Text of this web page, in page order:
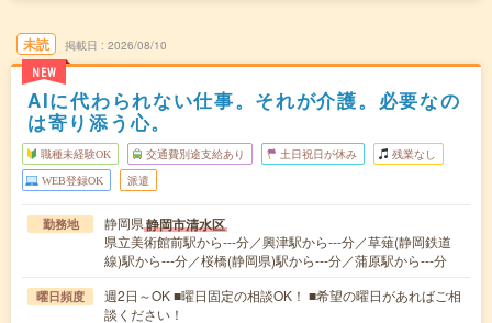
未読
NEW
掲載日 2026/08/10
AIに代わられない仕事。それが介護。必要なの
は寄り添う心。
職種未経験OK 交通費別途支給あり 土日祝日が休み 残業なし
WEB登録OK 派遣
勤務地 静岡県静岡市清水区
県立美術館前駅から---分／興津駅から---分／草薙(静岡鉄道
線)駅から---分／桜橋(静岡県)駅から---分／蒲原駅から---分
曜日頻度
週2日～OK ■曜日固定の相談OK！ ■希望の曜日があればご相
談ください！